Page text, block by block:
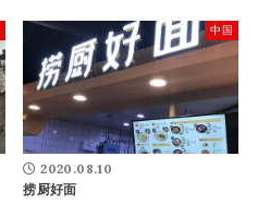
中国
2020.08.10
捞厨好面